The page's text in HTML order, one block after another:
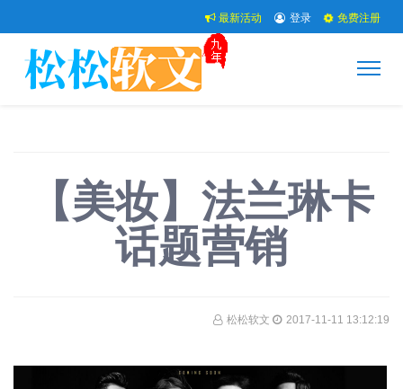
最新活动 登录 免费注册
【美妆】法兰琳卡
话题营销
松松软文 2017-11-11 13:12:19